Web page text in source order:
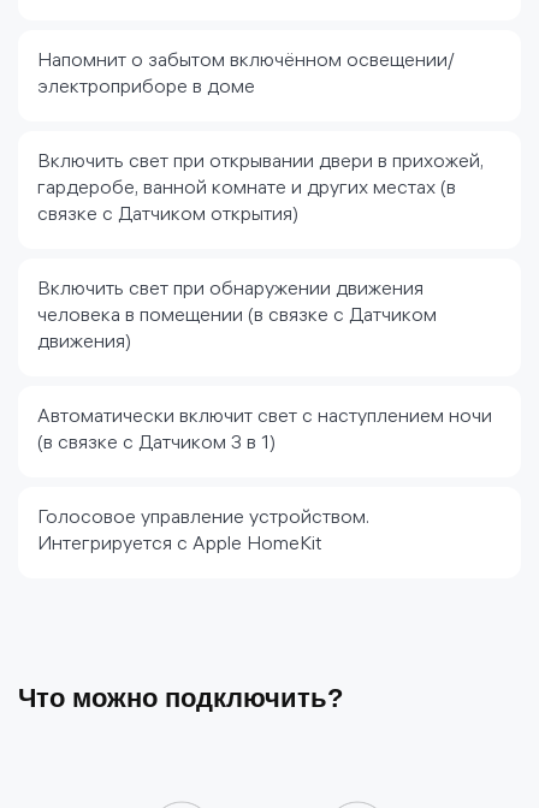
Напомнит о забытом включённом освещении/
электроприборе в доме
Включить свет при открывании двери в прихожей,
гардеробе, ванной комнате и других местах (в
связке с Датчиком открытия)
Включить свет при обнаружении движения
человека в помещении (в связке с Датчиком
движения)
Автоматически включит свет с наступлением ночи
(в связке с Датчиком 3 в 1)
Голосовое управление устройством.
Интегрируется с Apple HomeKit
Что можно подключить?